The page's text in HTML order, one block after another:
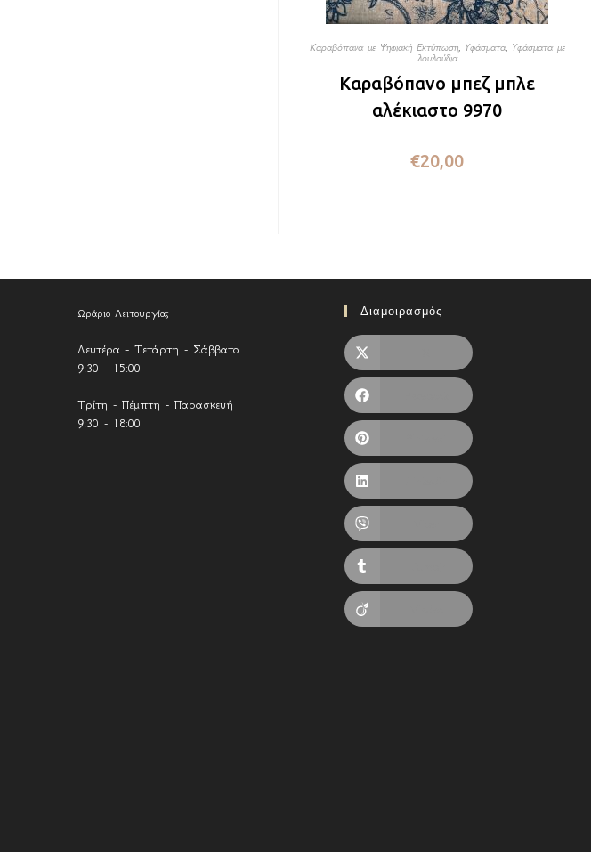
Καραβόπανα με Ψηφιακή Εκτύπωση, Υφάσματα, Υφάσματα με
λουλούδια
Καραβόπανο μπεζ μπλε
αλέκιαστο 9970
€20,00
Ωράριο Λειτουργίας
Δευτέρα - Τετάρτη - Σάββατο
9:30 - 15:00
Τρίτη - Πέμπτη - Παρασκευή
9:30 - 18:00
Διαμοιρασμός